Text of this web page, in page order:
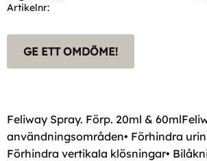
Artikelnr
GE ETT OMDÖME!
Feliway Spray. Förp. 20ml &
användningsområden• Förhindra
Förhindra vertikala klösningar•